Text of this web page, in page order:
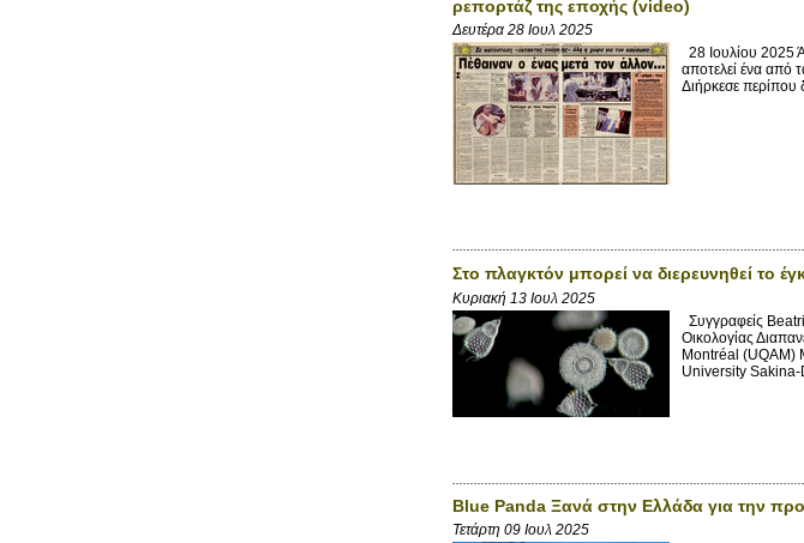
ρεπορτάζ της εποχής (video)
Δευτέρα 28 Ιουλ 2025
28 Ιουλίου
αποτελεί ένα από
Διήρκεσε περίπου
Στο πλαγκτόν μπορεί να διερευνηθεί το
Κυριακή 13 Ιουλ 2025
Συγγραφείς
Οικολογίας
Montréal (UQAM)
University Sakina-
Βlue Panda Ξανά στην Ελλάδα για την
Τετάρτη 09 Ιουλ 2025